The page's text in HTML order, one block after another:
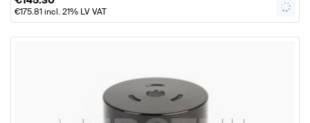
€175.81incl. 21% LV VAT